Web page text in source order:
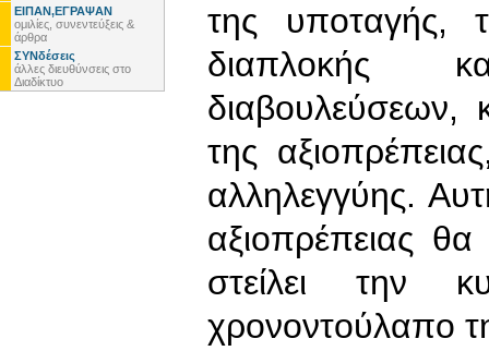
ΕΙΠΑΝ,ΕΓΡΑΨΑΝ
ομιλίες, συνεντεύξεις &
άρθρα
ΣΥΝδέσεις
άλλες διευθύνσεις στο
Διαδίκτυο
της υποταγής,
διαπλοκής
διαβουλεύσεων,
της
αλληλεγγύης.
αξιοπρέπειας
στείλει την
χρονοντούλαπο